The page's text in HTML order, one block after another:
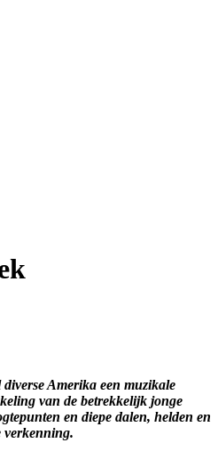
Amerika een muzikale
van de betrekkelijk jonge
en diepe dalen, helden en
verkenning.